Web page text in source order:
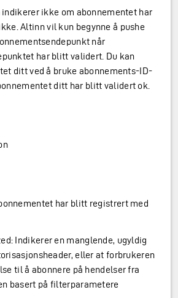
indikerer ikke om abonnementet har
Altinn vil kun begynne å pushe
når
har blitt validert. Du kan
ditt ved å bruke abonnements-ID-
ditt har blitt validert ok.
har blitt registrert med
Indikerer en manglende, ugyldig
eller at forbrukeren
til å abonnere på hendelser fra
basert på filterparametere